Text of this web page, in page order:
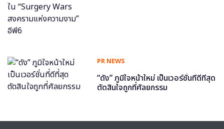
PR NEWS
“ดัง” ภูมิใจหน้าใหม่ เป็นเวอร์ชั่นที่ดีที่สุด
ตัดสินใจถูกที่ศัลยกรรม